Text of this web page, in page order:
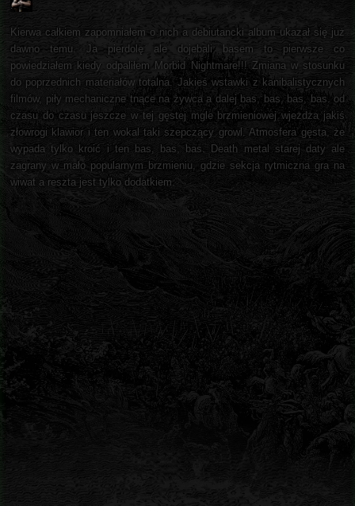
Kierwa całkiem zapomniałem o nich a debiutancki album ukazał się już
dawno temu. Ja pierdolę ale dojebali basem to pierwsze co
powiedziałem kiedy odpaliłem Morbid Nightmare!!! Zmiana w stosunku
do poprzednich materiałów totalna. Jakieś wstawki z kanibalistycznych
filmów, piły mechaniczne tnące na żywca a dalej bas, bas, bas, bas. od
czasu do czasu jeszcze w tej gęstej mgle brzmieniowej wjeżdża jakiś
złowrogi klawior i ten wokal taki szepczący growl. Atmosfera gęsta, że
wypada tylko kroić i ten bas, bas, bas. Death metal starej daty ale
zagrany w mało popularnym brzmieniu, gdzie sekcja rytmiczna gra na
wiwat a reszta jest tylko dodatkiem.